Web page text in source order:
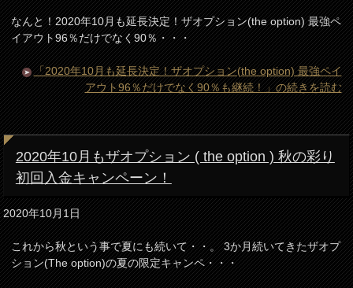
なんと！2020年10月も延長決定！ザオプション(the option) 最強ペ
イアウト96％だけでなく90％・・・
「2020年10月も延長決定！ザオプション(the option) 最強ペイ
アウト96％だけでなく90％も継続！」の続きを読む
2020年10月もザオプション ( the option ) 秋の彩り
初回入金キャンペーン！
2020年10月1日
これから秋という事で夏にも続いて・・。 3か月続いてきたザオプ
ション(The option)の夏の限定キャンペ・・・